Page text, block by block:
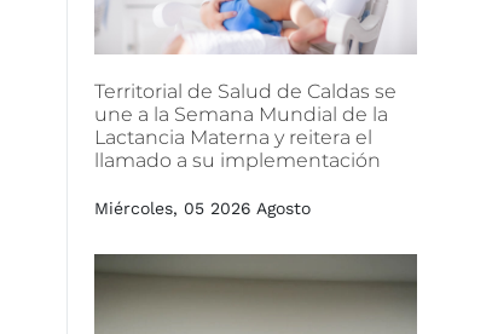
Territorial de Salud de Caldas se
une a la Semana Mundial de la
Lactancia Materna y reitera el
llamado a su implementación
Miércoles, 05 2026 Agosto